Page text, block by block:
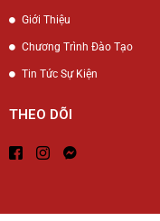
Giới Thiệu
Chương Trình Đào Tạo
Tin Tức Sự Kiện
THEO DÕI